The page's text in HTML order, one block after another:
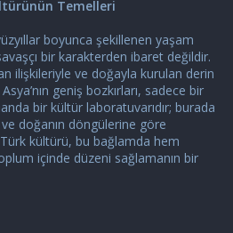
Temelleri
boyunca şekillenen yaşam
bir karakterden ibaret değildir.
ilişkileriyle ve doğayla kurulan derin
geniş bozkırları, sadece bir
bir kültür laboratuvarıdır; burada
doğanın döngülerine göre
kültürü, bu bağlamda hem
içinde düzeni sağlamanın bir